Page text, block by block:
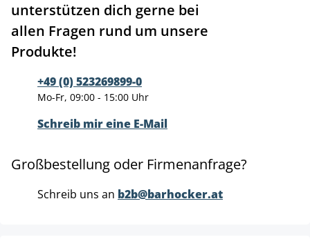
unterstützen dich gerne bei
allen Fragen rund um unsere
Produkte!
+49 (0) 523269899-0
Mo-Fr, 09:00 - 15:00 Uhr
Schreib mir eine E-Mail
Großbestellung oder Firmenanfrage?
Schreib uns an b2b@barhocker.at